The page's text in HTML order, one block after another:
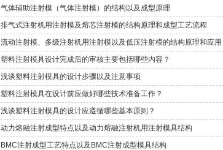
气体辅助注射模（气体注射模）的结构以及成型原理
排气式注射机用注射模及熔芯注射模的结构原理和成型工艺流程
流动注射模、多级注射机用注射模以及低压注射模的结构原理和应用
塑料注射模具设计完成后的审核主要包括哪些内容？
浅谈塑料注射模具的设计步骤以及注意事项
塑料注射模具在设计前应做好哪些技术准备工作？
浅谈塑料注射模具的设计应遵循哪些基本原则？
动力熔融注射成型特点以及动力熔融注射机用注射模具结构
BMC注射成型工艺特点以及BMC注射成型模具结构